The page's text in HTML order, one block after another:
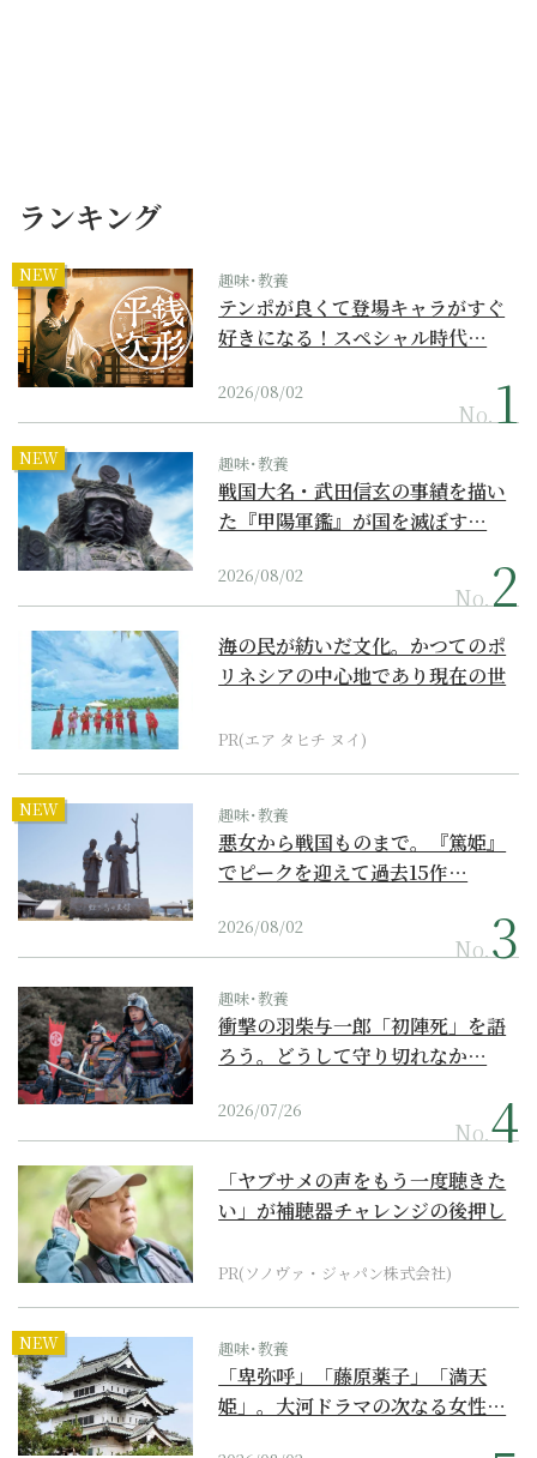
ランキング
NEW 趣味･教養
テンポが良くて登場キャラがすぐ
好きになる！スペシャル時代…
2026/08/02
No.
NEW 趣味･教養
戦国大名・武田信玄の事績を描い
た『甲陽軍鑑』が国を滅ぼす…
2026/08/02
No.
海の民が紡いだ文化。かつてのポ
リネシアの中心地であり現在の世
PR(エア タヒチ ヌイ)
NEW 趣味･教養
悪女から戦国ものまで。『篤姫』
でピークを迎えて過去15作…
2026/08/02
No.
趣味･教養
衝撃の羽柴与一郎「初陣死」を語
ろう。どうして守り切れなか…
2026/07/26
No.
「ヤブサメの声をもう一度聴きた
い」が補聴器チャレンジの後押し
PR(ソノヴァ・ジャパン株式会社)
NEW 趣味･教養
「卑弥呼」「藤原薬子」「満天
姫」。大河ドラマの次なる女性…